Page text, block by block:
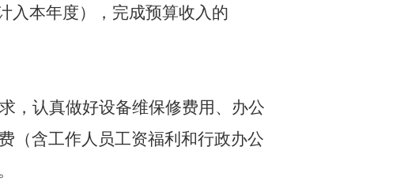
入本年度），完成预算收入的
，认真做好设备维保修费用、办公
（含工作人员工资福利和行政办公
。